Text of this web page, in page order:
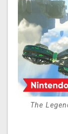
The